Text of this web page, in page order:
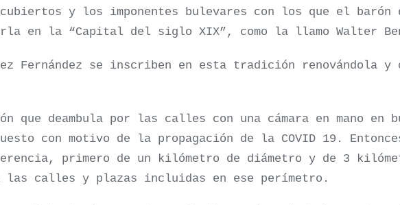
y los imponentes bulevares con los que el barón
en la “Capital del siglo XIX”, como la llamo Walter
Fernández se inscriben en esta tradición renovándola
que deambula por las calles con una cámara en mano en
con motivo de la propagación de la COVID 19.
primero de un kilómetro de diámetro y de 3
las calles y plazas incluidas en ese perímetro.